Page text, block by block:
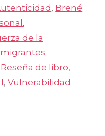
, Brené
,
de la
Reseña de libro,
, Vulnerabilidad